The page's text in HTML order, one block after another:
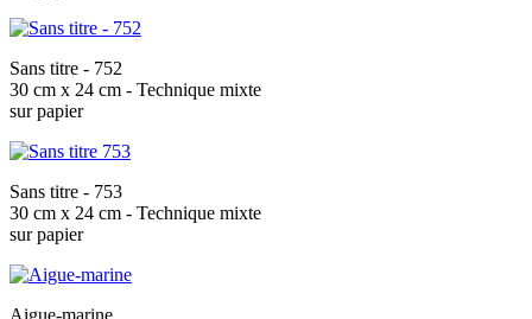
Sans titre - 752
30 cm x 24 cm - Technique mixte
sur papier
Sans titre - 753
30 cm x 24 cm - Technique mixte
sur papier